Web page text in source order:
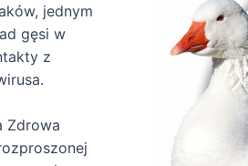
jednym
gęsi w
z
Zdrowa